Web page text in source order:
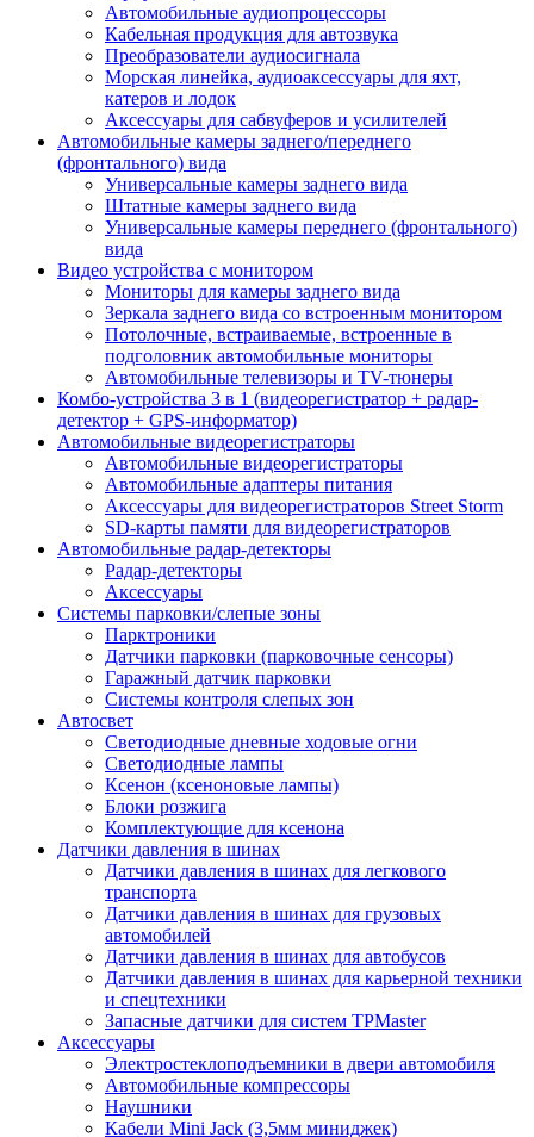
Автомобильные аудиопроцессоры
Кабельная продукция для автозвука
Преобразователи аудиосигнала
Морская линейка, аудиоаксессуары для яхт,
катеров и лодок
Аксессуары для сабвуферов и усилителей
Автомобильные камеры заднего/переднего
(фронтального) вида
Универсальные камеры заднего вида
Штатные камеры заднего вида
Универсальные камеры переднего (фронтального)
вида
Видео устройства c монитором
Мониторы для камеры заднего вида
Зеркала заднего вида со встроенным монитором
Потолочные, встраиваемые, встроенные в
подголовник автомобильные мониторы
Автомобильные телевизоры и TV-тюнеры
Комбо-устройства 3 в 1 (видеорегистратор + радар-
детектор + GPS-информатор)
Автомобильные видеорегистраторы
Автомобильные видеорегистраторы
Автомобильные адаптеры питания
Аксессуары для видеорегистраторов Street Storm
SD-карты памяти для видеорегистраторов
Автомобильные радар-детекторы
Радар-детекторы
Аксессуары
Системы парковки/слепые зоны
Парктроники
Датчики парковки (парковочные сенсоры)
Гаражный датчик парковки
Системы контроля слепых зон
Автосвет
Светодиодные дневные ходовые огни
Светодиодные лампы
Ксенон (ксеноновые лампы)
Блоки розжига
Комплектующие для ксенона
Датчики давления в шинах
Датчики давления в шинах для легкового
транспорта
Датчики давления в шинах для грузовых
автомобилей
Датчики давления в шинах для автобусов
Датчики давления в шинах для карьерной техники
и спецтехники
Запасные датчики для систем TPMaster
Аксессуары
Электростеклоподъемники в двери автомобиля
Автомобильные компрессоры
Наушники
Кабели Mini Jack (3,5мм миниджек)